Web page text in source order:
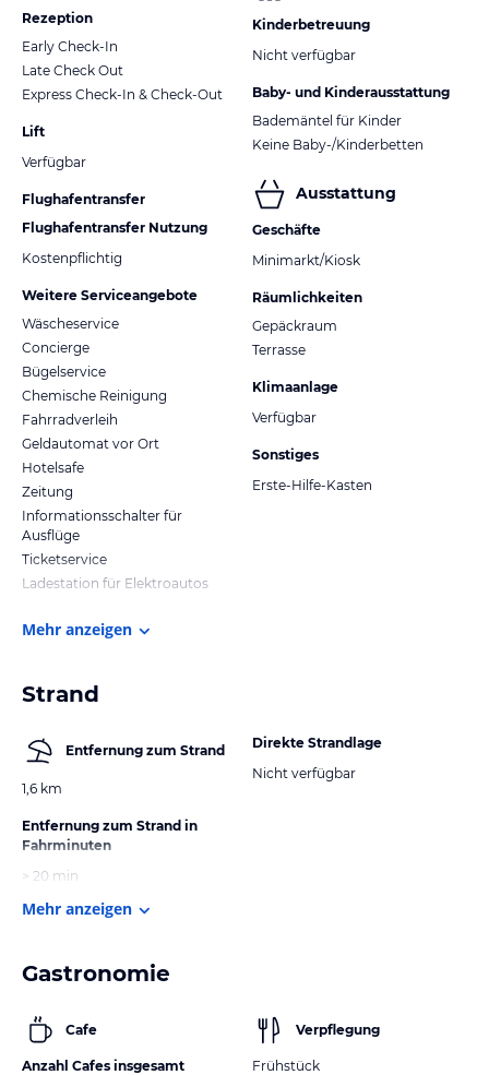
Rezeption
Early Check-In
Late Check Out
Express Check-In & Check-Out
Lift
Verfügbar
Flughafentransfer
Flughafentransfer Nutzung
Kostenpflichtig
Weitere Serviceangebote
Wäscheservice
Concierge
Bügelservice
Chemische Reinigung
Fahrradverleih
Geldautomat vor Ort
Hotelsafe
Zeitung
Informationsschalter für
Ausflüge
Ticketservice
Ladestation für Elektroautos
Kinderbetreuung
Nicht verfügbar
Baby- und Kinderausstattung
Bademäntel für Kinder
Keine Baby-/Kinderbetten
Ausstattung
Geschäfte
Minimarkt/Kiosk
Räumlichkeiten
Gepäckraum
Terrasse
Klimaanlage
Verfügbar
Sonstiges
Erste-Hilfe-Kasten
Mehr anzeigen
Strand
Entfernung zum Strand
1,6 km
Entfernung zum Strand in
Fahrminuten
> 20 min
Direkte Strandlage
Nicht verfügbar
Mehr anzeigen
Gastronomie
Cafe
Anzahl Cafes insgesamt
Verpflegung
Frühstück